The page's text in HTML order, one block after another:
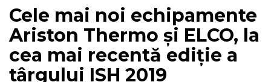
Cele mai noi echipamente
Ariston Thermo și ELCO, la
cea mai recentă ediție a
târgului ISH 2019